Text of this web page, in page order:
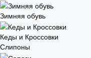
Зимняя обувь
Кеды и Кроссовки
Слипоны